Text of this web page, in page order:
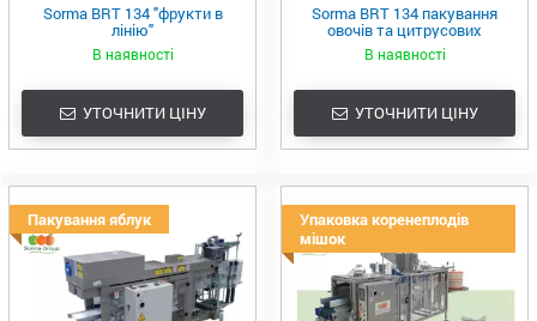
Sorma BRT 134 "фрукти в
лінію"
В наявності
УТОЧНИТИ ЦІНУ
Sorma BRT 134 пакування
овочів та цитрусових
В наявності
УТОЧНИТИ ЦІНУ
Пакування яблук
Упаковка коренеплодів
мішок